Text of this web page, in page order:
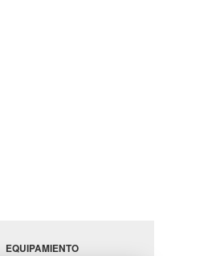
EQUIPAMIENTO